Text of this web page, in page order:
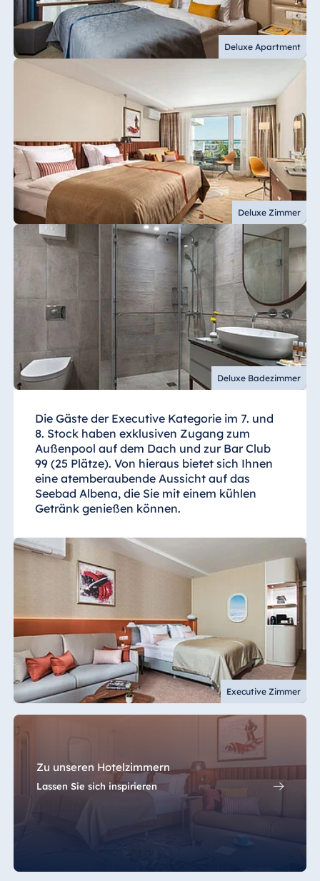
Deluxe Apartment
Deluxe Zimmer
Deluxe Badezimmer
Die Gäste der Executive Kategorie im 7. und
8. Stock haben exklusiven Zugang zum
Außenpool auf dem Dach und zur Bar Club
99 (25 Plätze). Von hieraus bietet sich Ihnen
eine atemberaubende Aussicht auf das
Seebad Albena, die Sie mit einem kühlen
Getränk genießen können.
Executive Zimmer
Zu unseren Hotelzimmern
Lassen Sie sich inspirieren